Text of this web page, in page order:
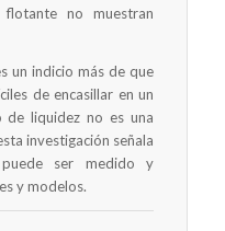
no muestran
un indicio más de que
de encasillar en un
de liquidez no es una
investigación señala
ser medido y
y modelos.